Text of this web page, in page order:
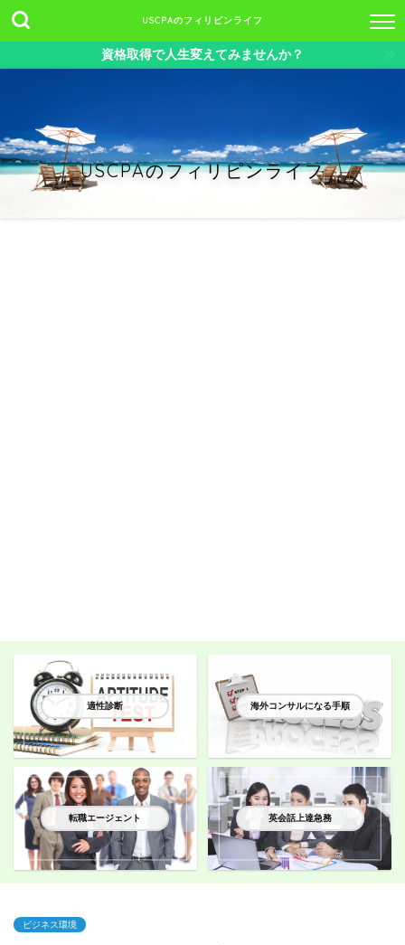
USCPAのフィリピンライフ
資格取得で人生変えてみませんか？
USCPAのフィリピンライフ
適性診断 海外コンサルになる手順
転職エージェント 英会話上達急務
ビジネス環境